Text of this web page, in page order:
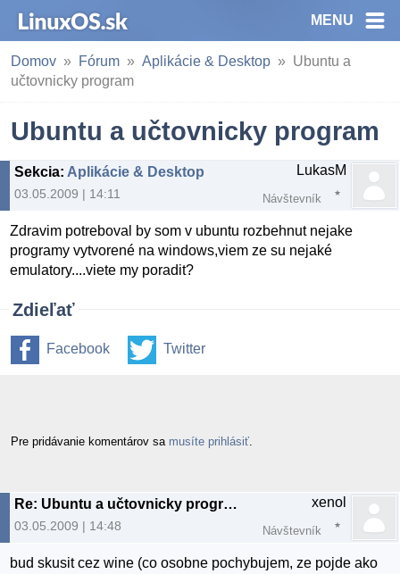
MENU
Domov Fórum Aplikácie & Desktop
Ubuntu a
učtovnicky program
Ubuntu a učtovnicky program
Sekcia: Aplikácie & Desktop
03.05.2009 | 14:11
LukasM
Návštevník
Zdravim potreboval by som v ubuntu rozbehnut nejake
programy vytvorené na windows,viem ze su nejaké
emulatory....viete my poradit?
Zdieľať
Facebook Twitter
Pre pridávanie komentárov sa musíte prihlásiť
Re: Ubuntu a učtovnicky program
03.05.2009 | 14:48
xenol
Návštevník
bud skusit cez wine (co osobne pochybujem, ze pojde ako